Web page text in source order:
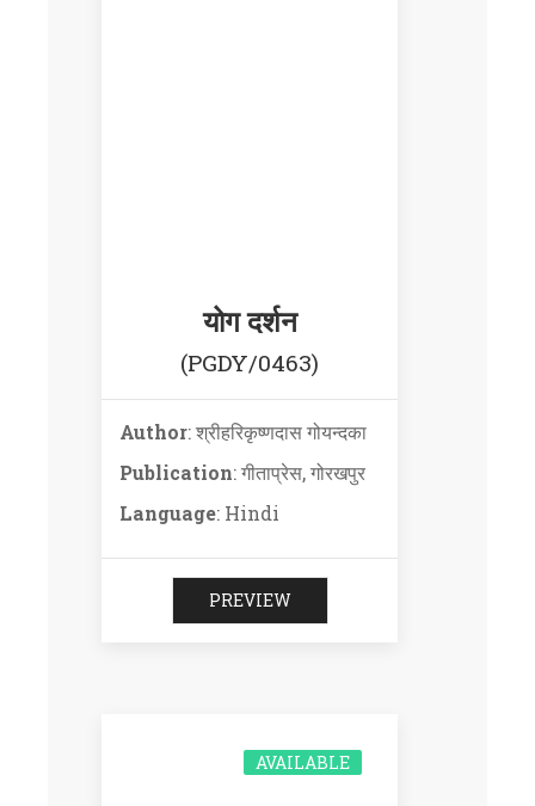
योग दर्शन
(PGDY/0463)
Author: श्रीहरिकृष्णदास गोयन्दका
Publication: गीताप्रेस, गोरखपुर
Language: Hindi
PREVIEW
AVAILABLE